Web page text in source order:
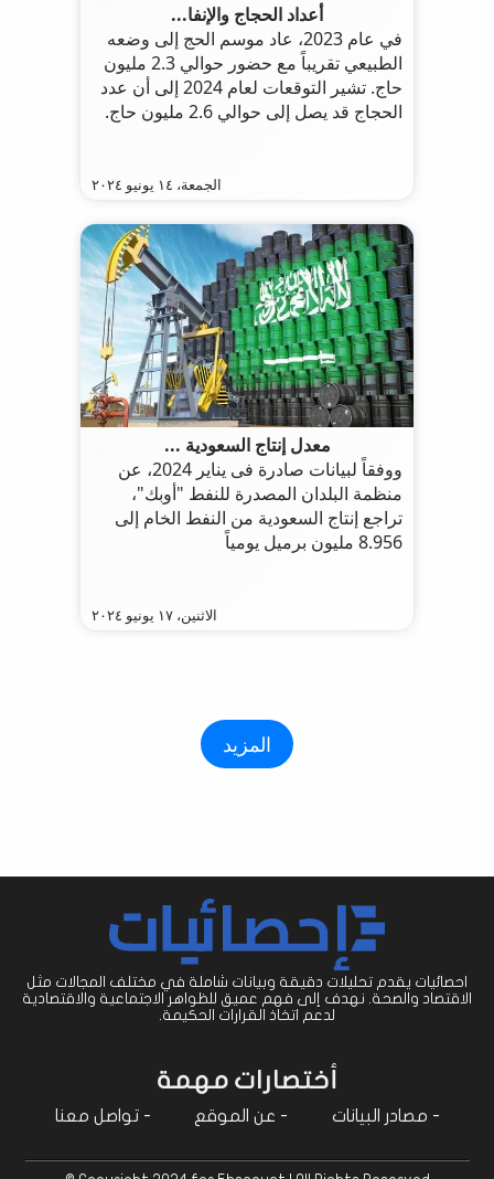
أعداد الحجاج والإنفا...
في عام 2023، عاد موسم الحج إلى وضعه
الطبيعي تقريباً مع حضور حوالي 2.3 مليون
حاج. تشير التوقعات لعام 2024 إلى أن عدد
الحجاج قد يصل إلى حوالي 2.6 مليون حاج.
الجمعة، ١٤ يونيو ٢٠٢٤
معدل إنتاج السعودية ...
ووفقاً لبيانات صادرة فى يناير 2024، عن
منظمة البلدان المصدرة للنفط "أوبك"،
تراجع إنتاج السعودية من النفط الخام إلى
8.956 مليون برميل يومياً
الاثنين، ١٧ يونيو ٢٠٢٤
المزيد
احصائيات يقدم تحليلات دقيقة وبيانات شاملة في مختلف المجالات مثل
الاقتصاد والصحة. نهدف إلى فهم عميق للظواهر الاجتماعية والاقتصادية
لدعم اتخاذ القرارات الحكيمة.
أختصارات مهمة
- مصادر البيانات - عن الموقع -تواصل معنا